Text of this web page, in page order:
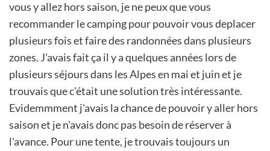
vous y allez hors saison, je ne peux que vous
recommander le camping pour pouvoir vous deplacer
plusieurs fois et faire des randonnées dans plusieurs
zones. J'avais fait ça il y a quelques années lors de
plusieurs séjours dans les Alpes en mai et juin et je
trouvais que c'était une solution très intéressante.
Evidemmment j'avais la chance de pouvoir y aller hors
saison et je n'avais donc pas besoin de réserver à
l'avance. Pour une tente, je trouvais toujours un